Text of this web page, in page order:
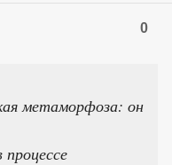
0
метаморфоза: он